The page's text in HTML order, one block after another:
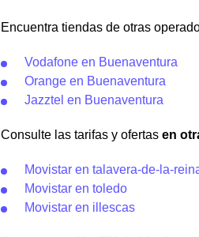
Encuentra tiendas de otras
Vodafone en Buenaventura
Orange en Buenaventura
Jazztel en Buenaventura
Consulte las tarifas y ofertas en
Movistar en talavera-de-la-
Movistar en toledo
Movistar en illescas